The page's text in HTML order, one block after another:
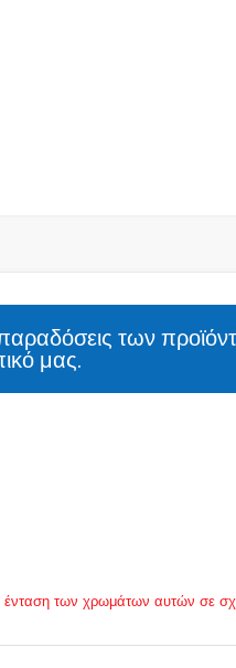
των
μας.
ένταση των χρωμάτων αυτών σε